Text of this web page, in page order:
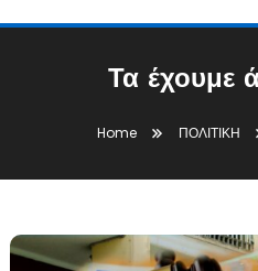
Τα έχουμε
Home ΠΟΛΙΤΙΚΗ